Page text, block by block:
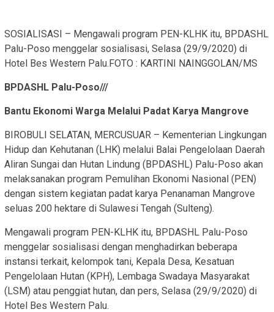
SOSIALISASI – Mengawali program PEN-KLHK itu, BPDASHL
Palu-Poso menggelar sosialisasi, Selasa (29/9/2020) di
Hotel Bes Western Palu.FOTO : KARTINI NAINGGOLAN/MS
BPDASHL Palu-Poso///
Bantu Ekonomi Warga Melalui Padat Karya Mangrove
BIROBULI SELATAN, MERCUSUAR – Kementerian Lingkungan
Hidup dan Kehutanan (LHK) melalui Balai Pengelolaan Daerah
Aliran Sungai dan Hutan Lindung (BPDASHL) Palu-Poso akan
melaksanakan program Pemulihan Ekonomi Nasional (PEN)
dengan sistem kegiatan padat karya Penanaman Mangrove
seluas 200 hektare di Sulawesi Tengah (Sulteng).
Mengawali program PEN-KLHK itu, BPDASHL Palu-Poso
menggelar sosialisasi dengan menghadirkan beberapa
instansi terkait, kelompok tani, Kepala Desa, Kesatuan
Pengelolaan Hutan (KPH), Lembaga Swadaya Masyarakat
(LSM) atau penggiat hutan, dan pers, Selasa (29/9/2020) di
Hotel Bes Western Palu.